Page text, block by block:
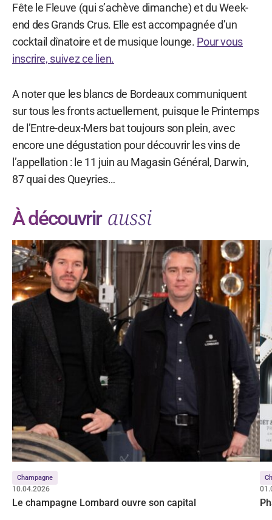
Fête le Fleuve (qui s’achève dimanche) et du Week-
end des Grands Crus. Elle est accompagnée d’un
cocktail dînatoire et de musique lounge. Pour vous
inscrire, suivez ce lien.
A noter que les blancs de Bordeaux communiquent
sur tous les fronts actuellement, puisque le Printemps
de l’Entre-deux-Mers bat toujours son plein, avec
encore une dégustation pour découvrir les vins de
l’appellation : le 11 juin au Magasin Général, Darwin,
87 quai des Queyries…
À découvrir aussi
Champagne
10.04.2026
Le champagne Lombard ouvre son capital